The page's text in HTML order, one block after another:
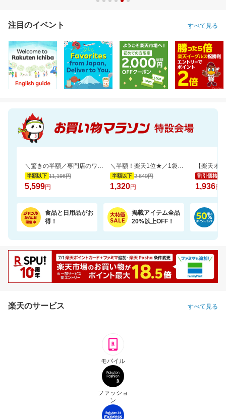
注目のイベント すべて見る
＼驚きの半額／専門店のワンランク上の芳醇な香りと深いコクの金と銀の濃い味珈琲福袋
半額以下 11,198円
5,599円
＼半額！楽天1位★／1袋で4.5兆個の乳酸菌を配合！毎日の調子を考えた乳酸菌サプリ
半額以下 2,640円
1,320円
割引価格
1,936円
食品と日用品がお
得！
掲載アイテム全品
20%以上OFF！
楽天のサービス すべて見る
モバイル
ファッショ
ン